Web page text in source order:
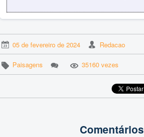
05 de fevereiro de 2024 Redacao
Paisagens 35160 vezes
Comentários